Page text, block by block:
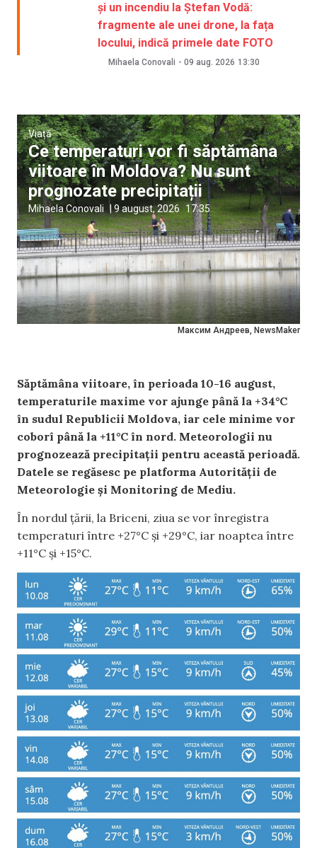
și un incendiu la Ștefan Vodă:
fragmente ale unei drone, la fața
locului, indică primele date FOTO
Mihaela Conovali - 09 aug. 2026 13:30
Максим Андреев, NewsMaker
Viață
Ce temperaturi vor fi săptămâna
viitoare în Moldova? Nu sunt
prognozate precipitații
Mihaela Conovali | 9 august, 2026 17:35
Săptămâna viitoare, în perioada 10-16 august,
temperaturile maxime vor ajunge până la +34°C
în sudul Republicii Moldova, iar cele minime vor
coborî până la +11°C în nord. Meteorologii nu
prognozează precipitații pentru această perioadă.
Datele se regăsesc pe platforma Autorității de
Meteorologie și Monitoring de Mediu.
În nordul țării, la Briceni, ziua se vor înregistra
temperaturi între +27°C și +29°C, iar noaptea între
+11°C și +15°C.